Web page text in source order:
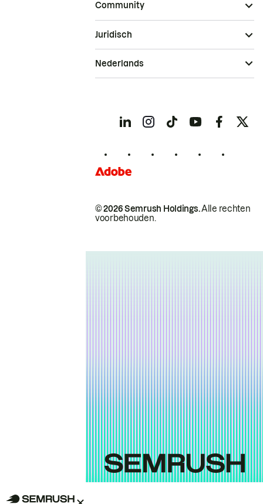
Community
© 2026 Semrush Holdings.Alle rechten
voorbehouden.
Juridisch
Nederlands